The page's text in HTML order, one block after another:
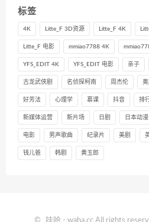
标签
4K Litte_F 3D资源 Litte_F 4K
Litte_F 电影 mmiao7788 4K
YFS_EDIT 4K YFS_EDIT 电影 亲子
古龙武侠剧 名侦探柯南 周杰伦
好芳法 心理学 慕课 抖音 排
新媒体运营 新片场 日剧 日本动漫
电影 男声歌曲 纪录片 美剧
钱儿爸 韩剧 黄玉郎
© 哇哈 - waha.cc All rights